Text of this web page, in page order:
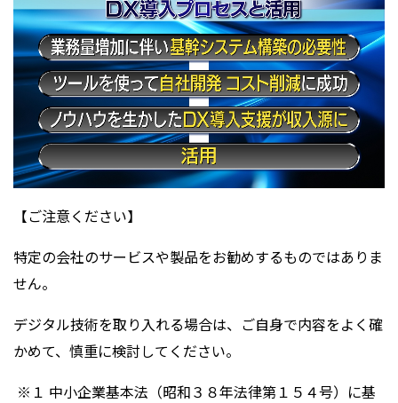
【ご注意ください】
特定の会社のサービスや製品をお勧めするものではありま
せん。
デジタル技術を取り入れる場合は、ご自身で内容をよく確
かめて、慎重に検討してください。
※１ 中小企業基本法（昭和３８年法律第１５４号）に基